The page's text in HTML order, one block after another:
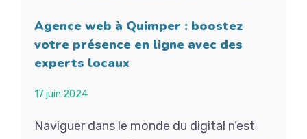
Agence web à Quimper : boostez
votre présence en ligne avec des
experts locaux
17 juin 2024
Naviguer dans le monde du digital n’est